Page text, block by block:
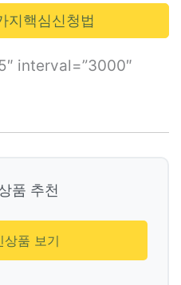
지핵심신청법
interval=”3000″
품 추천
상품 보기